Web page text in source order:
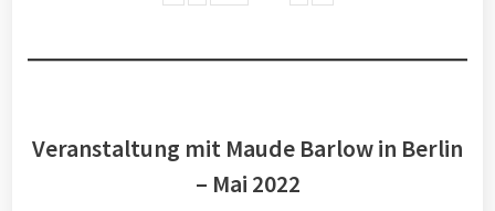
Veranstaltung mit Maude Barlow in Berlin
– Mai 2022